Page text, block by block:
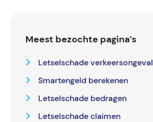
Meest bezochte pagina’s
Letselschade verkeersongeval
Smartengeld berekenen
Letselschade bedragen
Letselschade claimen